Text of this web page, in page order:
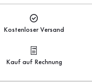
Kostenloser Versand
Kauf auf Rechnung